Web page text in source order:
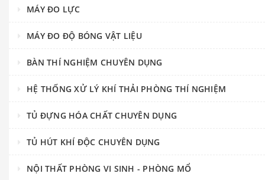
MÁY ĐO LỰC
MÁY ĐO ĐỘ BÓNG VẬT LIỆU
BÀN THÍ NGHIỆM CHUYÊN DỤNG
HỆ THỐNG XỬ LÝ KHÍ THẢI PHÒNG THÍ NGHIỆM
TỦ ĐỰNG HÓA CHẤT CHUYÊN DỤNG
TỦ HÚT KHÍ ĐỘC CHUYÊN DỤNG
NỘI THẤT PHÒNG VI SINH - PHÒNG MỔ